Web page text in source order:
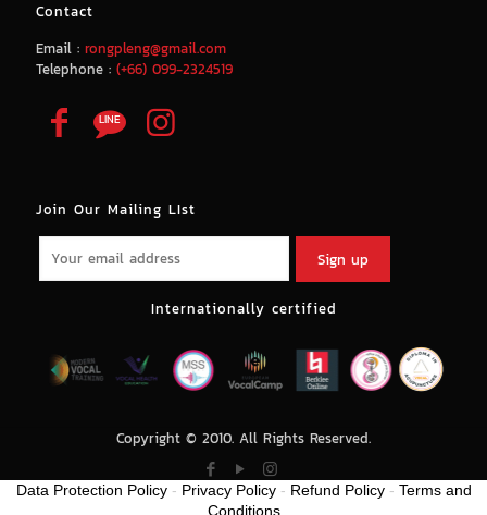
Contact
Email : rongpleng@gmail.com
Telephone : (+66) 099-2324519
Join Our Mailing LIst
Internationally certified
Copyright © 2010. All Rights Reserved.
Data Protection Policy- Privacy Policy- Refund Policy- Terms and
Conditions